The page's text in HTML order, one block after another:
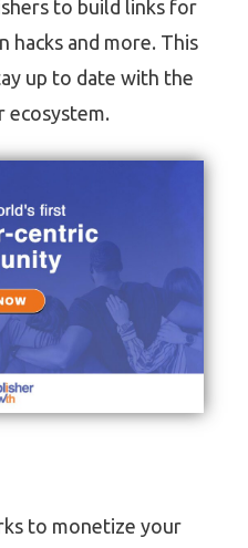
to build links for
hacks and more. This
up to date with the
ecosystem.
to monetize your